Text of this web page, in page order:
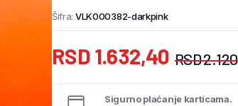
Šifra: VLK000382-darkpink
RSD
RSD1.632,40
Sigurno plaćanje karticama.